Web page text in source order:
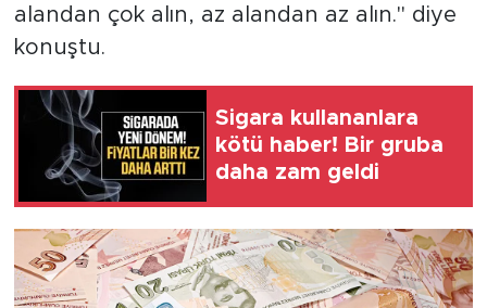
alandan çok alın, az alandan az alın." diye
konuştu.
Sigara kullananlara
kötü haber! Bir gruba
daha zam geldi